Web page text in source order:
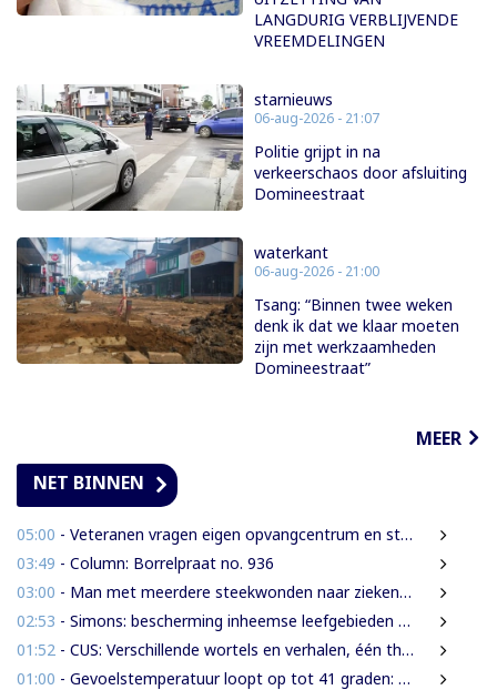
LANGDURIG VERBLIJVENDE
VREEMDELINGEN
starnieuws
06-aug-2026 - 21:07
Politie grijpt in na
verkeerschaos door afsluiting
Domineestraat
waterkant
06-aug-2026 - 21:00
Tsang: “Binnen twee weken
denk ik dat we klaar moeten
zijn met werkzaamheden
Domineestraat”
MEER
NET BINNEN
05:00 - Veteranen vragen eigen opvangcentrum en structurele steun: ‘Vandaag militair, morgen veteraan’
03:49 - Column: Borrelpraat no. 936
03:00 - Man met meerdere steekwonden naar ziekenhuis na ruzie bij discotheek
02:53 - Simons: bescherming inheemse leefgebieden en cultuur van nationaal belang
01:52 - CUS: Verschillende wortels en verhalen, één thuis
01:00 - Gevoelstemperatuur loopt op tot 41 graden: waarschuwing voor hittestress in Suriname